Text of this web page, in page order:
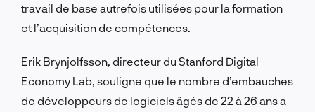
travail de base autrefois utilisées pour la formation
et l’acquisition de compétences.
Erik Brynjolfsson, directeur du Stanford Digital
Economy Lab, souligne que le nombre d’embauches
de développeurs de logiciels âgés de 22 à 26 ans a